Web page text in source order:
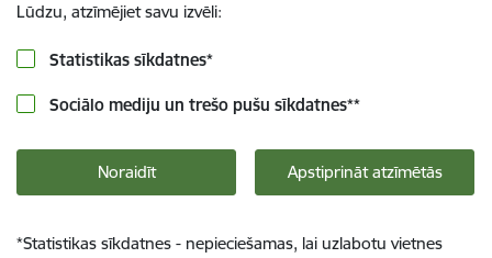
Lūdzu, atzīmējiet savu izvēli:
Statistikas sīkdatnes*
Sociālo mediju un trešo pušu sīkdatnes**
Noraidīt Apstiprināt atzīmētās
*Statistikas sīkdatnes - nepieciešamas, lai uzlabotu vietnes